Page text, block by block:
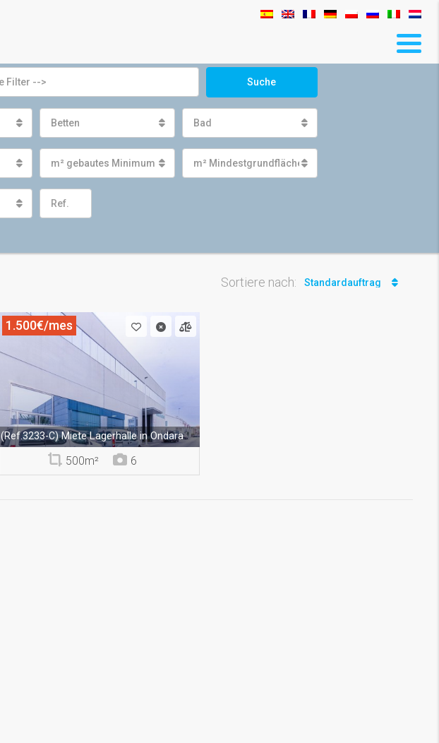
Suche
Betten Bad
m² gebautes Minimum m² Mindestgrundfläche
Sortiere nach: Standardauftrag
1.500€/mes
(Ref.3233-C)Miete Lagerhalle in Ondara
500m² 6